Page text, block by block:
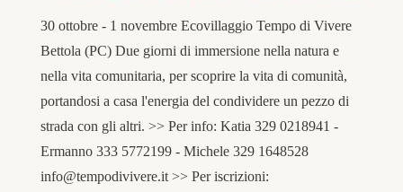
30 ottobre - 1 novembre Ecovillaggio Tempo di Vivere
Bettola (PC) Due giorni di immersione nella natura e
nella vita comunitaria, per scoprire la vita di comunità,
portandosi a casa l'energia del condividere un pezzo di
strada con gli altri. >> Per info: Katia 329 0218941 -
Ermanno 333 5772199 - Michele 329 1648528
info@tempodivivere.it >> Per iscrizioni: